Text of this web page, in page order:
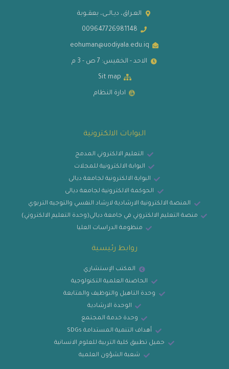
العـراق، ديـالــى، بعقــوبة
009647726981148
eohuman@uodiyala.edu.iq
الاحد - الخميس: 7 ص - 3 م
Sit map
ادارة النظام
البوابات الالكترونية
التعليم الالكتروني المدمج
البوابة الالكترونية للمجلات
البوابة الالكترونية لجامعة ديالى
الحوكمة الالكترونية لجامعة ديالى
المنصة الالكترونية الارشادية لارشاد النفسي والتوجيه التربوي
منصة التعليم الالكتروني في جامعة ديالى(وحدة التعليم الالكتروني)
منظومة الدراسات العليا
روابط رئيسية
المكتب الإستشاري
الحاضنة العلمية التكنولوجية
وحدة التاهيل والتوظيف والمتابعة
الوحدة الارشادية
وحدة خدمة المجتمع
أهداف التنمية المستدامة SDGs
حميل تطبيق كلية التربية للعلوم الانسانية
شعبة الشؤون العلمية